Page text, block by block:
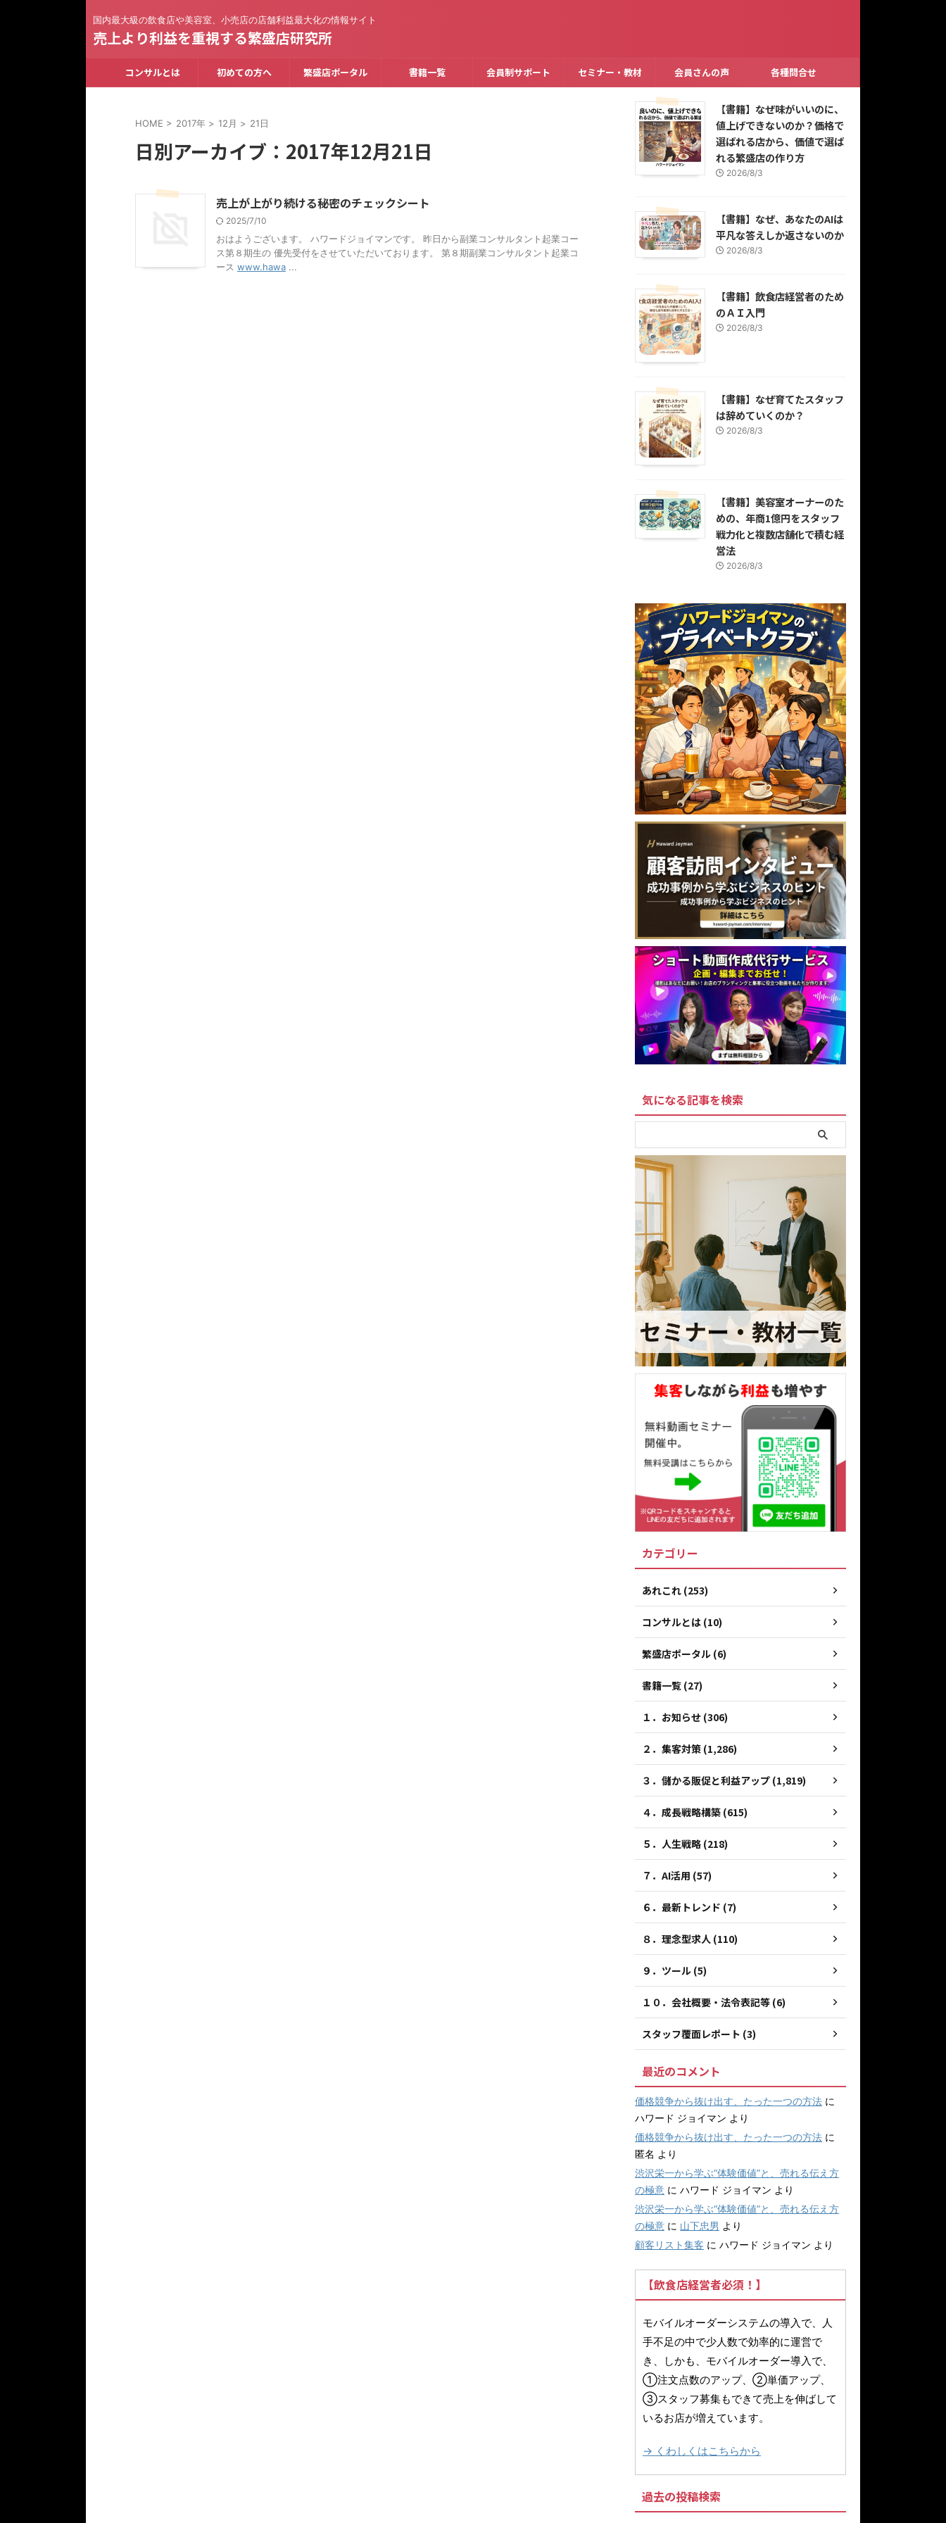
国内最大級の飲食店や美容室、小売店の店舗利益最大化の情報サイト
売上より利益を重視する繁盛店研究所
コンサルとは 初めての方へ 繁盛店ポータル 書籍一覧 会員制サポート セミナー・教材 会員さんの声 各種問合せ
HOME > 2017年 > 12月 > 21日
日別アーカイブ：2017年12月21日
売上が上がり続ける秘密のチェックシート
2025/7/10
おはようございます。 ハワードジョイマンです。 昨日から副業コンサルタント起業コー
ス第８期生の 優先受付をさせていただいております。 第８期副業コンサルタント起業コ
ース www.hawa ...
【書籍】なぜ味がいいのに、
値上げできないのか？価格で
選ばれる店から、価値で選ば
れる繁盛店の作り方
2026/8/3
【書籍】なぜ、あなたのAIは
平凡な答えしか返さないのか
2026/8/3
【書籍】飲食店経営者のため
のＡＩ入門
2026/8/3
【書籍】なぜ育てたスタッフ
は辞めていくのか？
2026/8/3
【書籍】美容室オーナーのた
めの、年商1億円をスタッフ
戦力化と複数店舗化で積む経
営法
2026/8/3
気になる記事を検索
カテゴリー
あれこれ (253)
コンサルとは (10)
繁盛店ポータル (6)
書籍一覧 (27)
１．お知らせ (306)
２．集客対策 (1,286)
３．儲かる販促と利益アップ (1,819)
４．成長戦略構築 (615)
５．人生戦略 (218)
７．AI活用 (57)
６．最新トレンド (7)
８．理念型求人 (110)
９．ツール (5)
１０．会社概要・法令表記等 (6)
スタッフ覆面レポート (3)
最近のコメント
価格競争から抜け出す、たった一つの方法 に
ハワード ジョイマン より
価格競争から抜け出す、たった一つの方法 に
匿名 より
渋沢栄一から学ぶ“体験価値”と、売れる伝え方
の極意 に ハワード ジョイマン より
渋沢栄一から学ぶ“体験価値”と、売れる伝え方
の極意 に 山下忠男 より
顧客リスト集客 に ハワード ジョイマン より
【飲食店経営者必須！】
モバイルオーダーシステムの導入で、人
手不足の中で少人数で効率的に運営で
き、しかも、モバイルオーダー導入で、
①注文点数のアップ、②単価アップ、
③スタッフ募集もできて売上を伸ばして
いるお店が増えています。
→ くわしくはこちらから
過去の投稿検索